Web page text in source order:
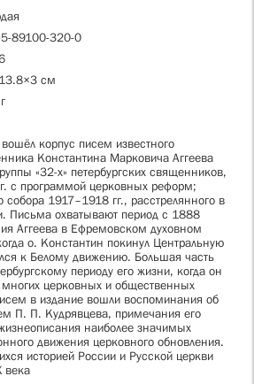
89100-320-0
см
корпус писем известного
Константина Марковича Аггеева
«32-х» петербургских священников,
с программой церковных реформ;
собора 1917–1918 гг., расстрелянного в
Письма охватывают период с 1888
Аггеева в Ефремовском духовном
о. Константин покинул Центральную
к Белому движению. Большая часть
периоду его жизни, когда он
многих церковных и общественных
в издание вошли воспоминания об
П. П. Кудрявцева, примечания его
наиболее значимых
движения церковного обновления.
историей России и Русской церкви
века